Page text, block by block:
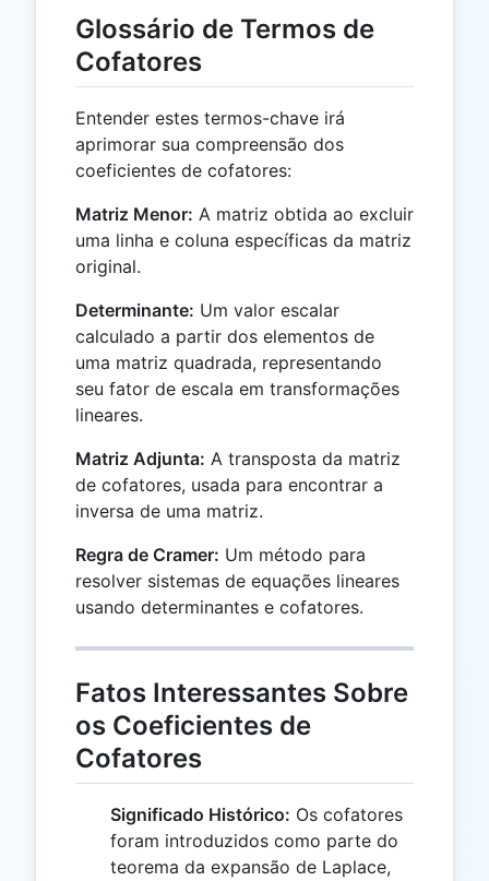
Glossário de Termos de
Cofatores
Entender estes termos-chave irá
aprimorar sua compreensão dos
coeficientes de cofatores:
Matriz Menor: A matriz obtida ao excluir
uma linha e coluna específicas da matriz
original.
Determinante: Um valor escalar
calculado a partir dos elementos de
uma matriz quadrada, representando
seu fator de escala em transformações
lineares.
Matriz Adjunta: A transposta da matriz
de cofatores, usada para encontrar a
inversa de uma matriz.
Regra de Cramer: Um método para
resolver sistemas de equações lineares
usando determinantes e cofatores.
Fatos Interessantes Sobre
os Coeficientes de
Cofatores
Significado Histórico: Os cofatores
foram introduzidos como parte do
teorema da expansão de Laplace,